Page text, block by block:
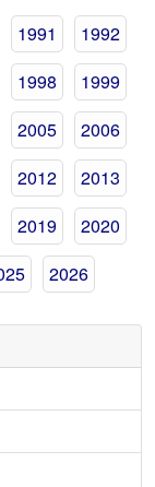
1991
1992
1998
1999
2005
2006
2012
2013
2019
2020
2026